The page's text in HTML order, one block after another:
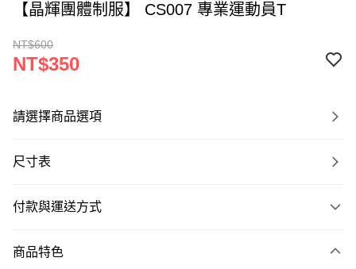
【晶輝團體制服】 CS007 專業運動員T
NT$600
NT$350
請選擇商品選項
尺寸表
付款與運送方式
信用卡一次付款
商品特色